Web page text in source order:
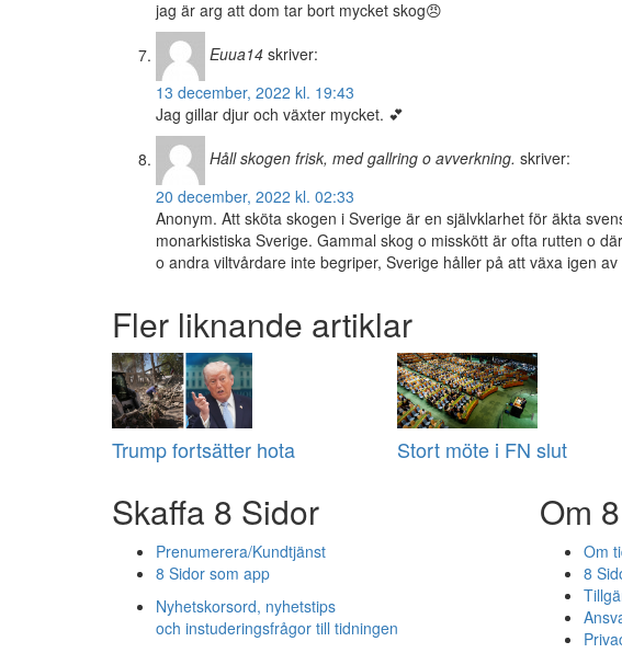
jag är arg att dom tar bort mycket skog😠
Euua14 skriver:
13 december, 2022 kl. 19:43
Jag gillar djur och växter mycket. 💕
Håll skogen frisk, med gallring o avverkning. skriver:
20 december, 2022 kl. 02:33
Anonym. Att sköta skogen i Sverige är en självklarhet för äkta
monarkistiska Sverige. Gammal skog o misskött är ofta rutten o
o andra viltvårdare inte begriper, Sverige håller på att växa igen
Fler liknande artiklar
Trump fortsätter hota Stort möte i FN slut
Skaffa 8 Sidor
Prenumerera/Kundtjänst
8 Sidor som app
Nyhetskorsord, nyhetstips
och instuderingsfrågor till tidningen
Om
Om
8